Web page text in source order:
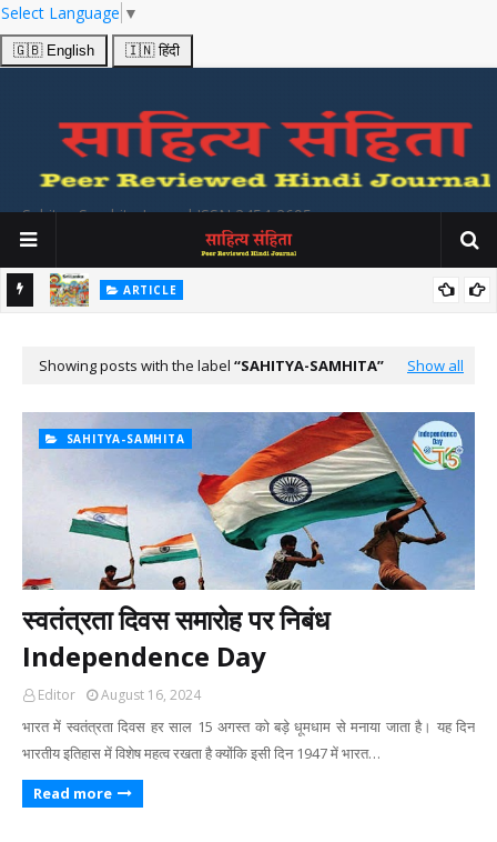
Select Language ▼
🇬🇧 English 🇮🇳 हिंदी
Sahitya Samhita Journal ISSN 2454-2695
ARTICLE
अध्ययन Folk Songs from India and Srilanka
Showing posts with the label SAHITYA-SAMHITA Show all
SAHITYA-SAMHITA
स्वतंत्रता दिवस समारोह पर निबंध
Independence Day
Editor August 16, 2024
भारत में स्वतंत्रता दिवस हर साल 15 अगस्त को बड़े धूमधाम से मनाया जाता है। यह दिन
भारतीय इतिहास में विशेष महत्व रखता है क्योंकि इसी दिन 1947 में भारत…
Read more